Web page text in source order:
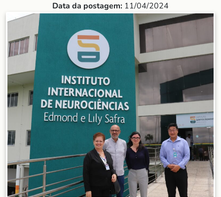
Data da postagem: 11/04/2024